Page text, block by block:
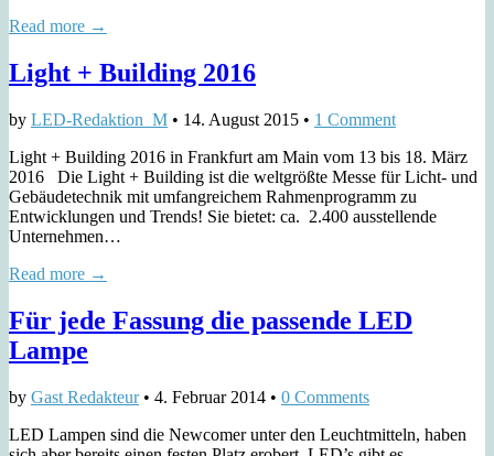
Read more →
Light + Building 2016
by LED-Redaktion_M • 14. August 2015 • 1 Comment
Light + Building 2016 in Frankfurt am Main vom 13 bis 18. März
2016 Die Light + Building ist die weltgrößte Messe für Licht- und
Gebäudetechnik mit umfangreichem Rahmenprogramm zu
Entwicklungen und Trends! Sie bietet: ca. 2.400 ausstellende
Unternehmen…
Read more →
Für jede Fassung die passende LED
Lampe
by Gast Redakteur• 4. Februar 2014 • 0 Comments
LED Lampen sind die Newcomer unter den Leuchtmitteln, haben